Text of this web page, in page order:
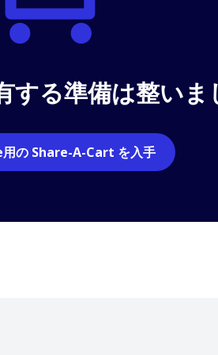
する準備は整いま
の Share-A-Cart を入手